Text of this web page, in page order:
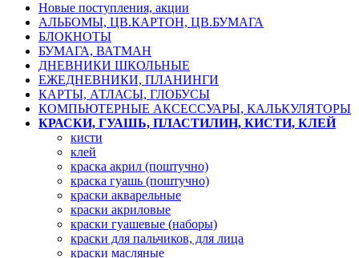
Новые поступления, акции
АЛЬБОМЫ, ЦВ.КАРТОН, ЦВ.БУМАГА
БЛОКНОТЫ
БУМАГА, ВАТМАН
ДНЕВНИКИ ШКОЛЬНЫЕ
ЕЖЕДНЕВНИКИ, ПЛАНИНГИ
КАРТЫ, АТЛАСЫ, ГЛОБУСЫ
КОМПЬЮТЕРНЫЕ АКСЕССУАРЫ, КАЛЬКУЛЯТОРЫ
КРАСКИ, ГУАШЬ, ПЛАСТИЛИН, КИСТИ, КЛЕЙ
кисти
клей
краска акрил (поштучно)
краска гуашь (поштучно)
краски акварельные
краски акриловые
краски гуашевые (наборы)
краски для пальчиков, для лица
краски масляные